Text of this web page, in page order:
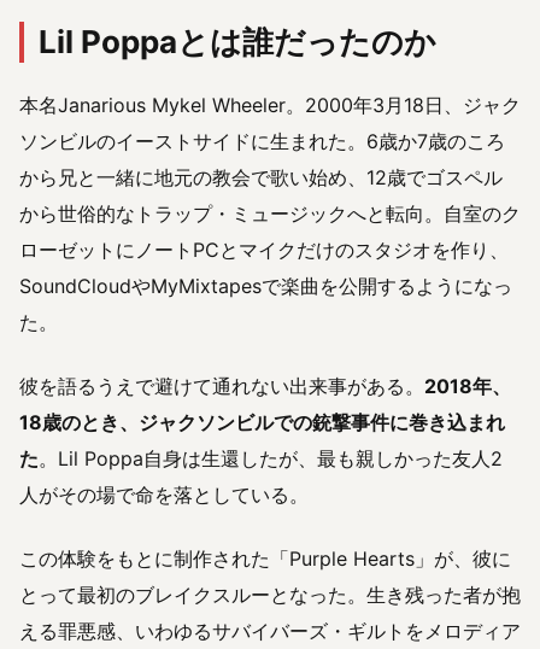
Lil Poppaとは誰だったのか
本名Janarious Mykel Wheeler。2000年3月18日、ジャク
ソンビルのイーストサイドに生まれた。6歳か7歳のころ
から兄と一緒に地元の教会で歌い始め、12歳でゴスペル
から世俗的なトラップ・ミュージックへと転向。自室のク
ローゼットにノートPCとマイクだけのスタジオを作り、
SoundCloudやMyMixtapesで楽曲を公開するようになっ
た。
彼を語るうえで避けて通れない出来事がある。 2018年、
18歳のとき、ジャクソンビルでの銃撃事件に巻き込まれ
た。Lil Poppa自身は生還したが、最も親しかった友人2
人がその場で命を落としている。
この体験をもとに制作された「Purple Hearts」が、彼に
とって最初のブレイクスルーとなった。生き残った者が抱
える罪悪感、いわゆるサバイバーズ・ギルトをメロディア